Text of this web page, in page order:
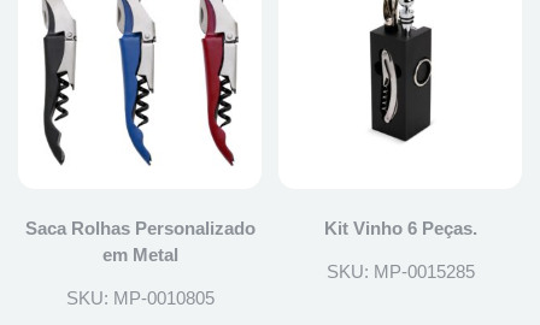
Saca Rolhas Personalizado
em Metal
SKU: MP-0010805
Kit Vinho 6 Peças.
SKU: MP-0015285